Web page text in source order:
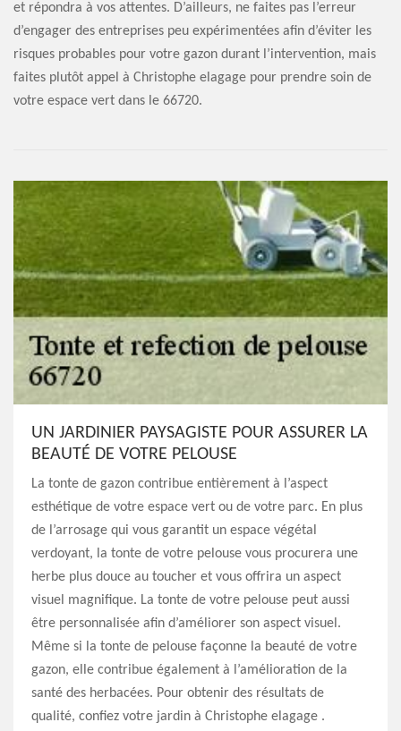
et répondra à vos attentes. D’ailleurs, ne faites pas l’erreur
d’engager des entreprises peu expérimentées afin d’éviter les
risques probables pour votre gazon durant l’intervention, mais
faites plutôt appel à Christophe elagage pour prendre soin de
votre espace vert dans le 66720.
UN JARDINIER PAYSAGISTE POUR ASSURER LA
BEAUTÉ DE VOTRE PELOUSE
La tonte de gazon contribue entièrement à l’aspect
esthétique de votre espace vert ou de votre parc. En plus
de l’arrosage qui vous garantit un espace végétal
verdoyant, la tonte de votre pelouse vous procurera une
herbe plus douce au toucher et vous offrira un aspect
visuel magnifique. La tonte de votre pelouse peut aussi
être personnalisée afin d’améliorer son aspect visuel.
Même si la tonte de pelouse façonne la beauté de votre
gazon, elle contribue également à l’amélioration de la
santé des herbacées. Pour obtenir des résultats de
qualité, confiez votre jardin à Christophe elagage .